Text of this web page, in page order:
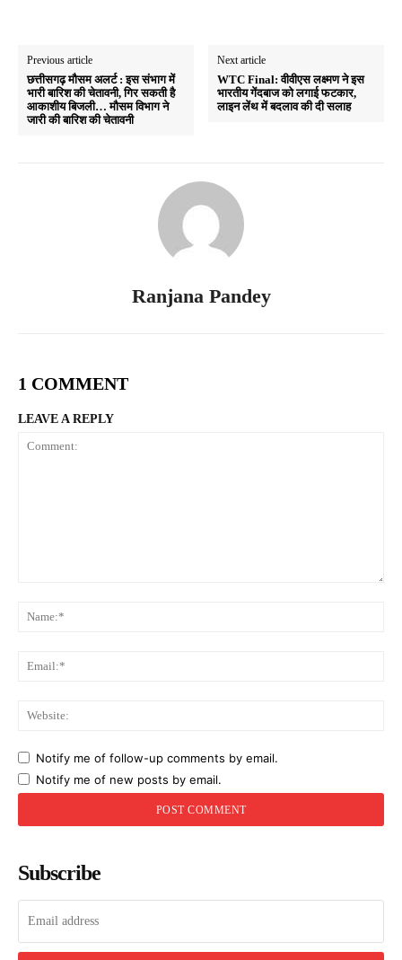
Previous article
छत्तीसगढ़ मौसम अलर्ट : इस संभाग में
भारी बारिश की चेतावनी, गिर सकती है
आकाशीय बिजली… मौसम विभाग ने
जारी की बारिश की चेतावनी
Next article
WTC Final: वीवीएस लक्ष्मण ने इस
भारतीय गेंदबाज को लगाई फटकार,
लाइन लेंथ में बदलाव की दी सलाह
Ranjana Pandey
1 COMMENT
LEAVE A REPLY
Notify me of follow-up comments by email.
Notify me of new posts by email.
Subscribe